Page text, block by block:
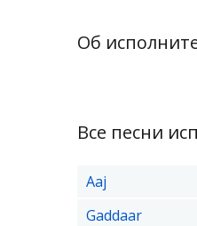
Об
Все песни
Aaj
Gaddaar